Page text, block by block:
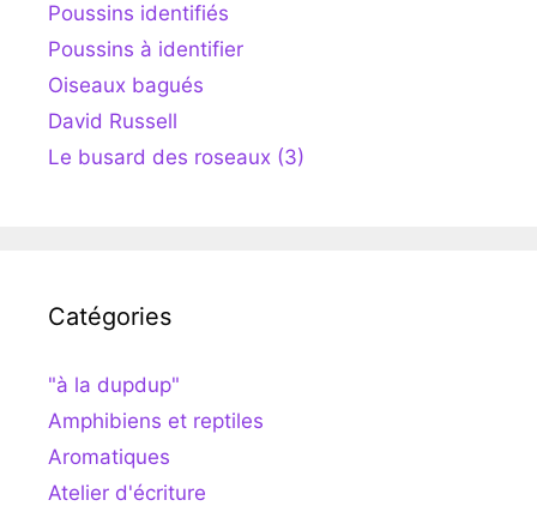
Poussins identifiés
Poussins à identifier
Oiseaux bagués
David Russell
Le busard des roseaux (3)
Catégories
"à la dupdup"
Amphibiens et reptiles
Aromatiques
Atelier d'écriture